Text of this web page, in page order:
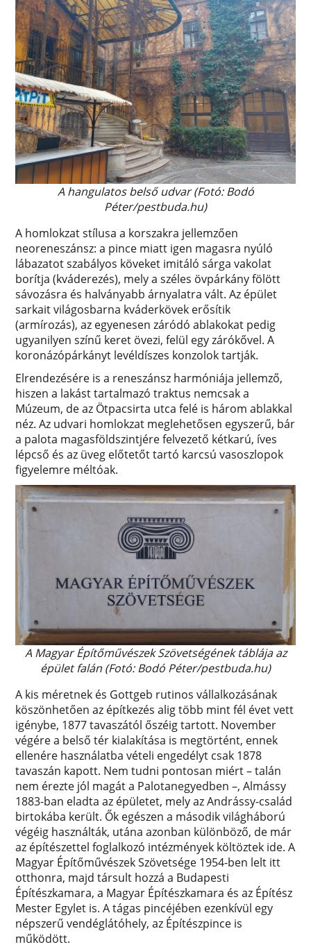
A hangulatos belső udvar (Fotó: Bodó
Péter/pestbuda.hu)
A homlokzat stílusa a korszakra jellemzően
neoreneszánsz: a pince miatt igen magasra nyúló
lábazatot szabályos köveket imitáló sárga vakolat
borítja (kváderezés), mely a széles övpárkány fölött
sávozásra és halványabb árnyalatra vált. Az épület
sarkait világosbarna kváderkövek erősítik
(armírozás), az egyenesen záródó ablakokat pedig
ugyanilyen színű keret övezi, felül egy zárókővel. A
koronázópárkányt levéldíszes konzolok tartják.
Elrendezésére is a reneszánsz harmóniája jellemző,
hiszen a lakást tartalmazó traktus nemcsak a
Múzeum, de az Ötpacsirta utca felé is három ablakkal
néz. Az udvari homlokzat meglehetősen egyszerű, bár
a palota magasföldszintjére felvezető kétkarú, íves
lépcső és az üveg előtetőt tartó karcsú vasoszlopok
figyelemre méltóak.
A Magyar Építőművészek Szövetségének táblája az
épület falán (Fotó: Bodó Péter/pestbuda.hu)
A kis méretnek és Gottgeb rutinos vállalkozásának
köszönhetően az építkezés alig több mint fél évet vett
igénybe, 1877 tavaszától őszéig tartott. November
végére a belső tér kialakítása is megtörtént, ennek
ellenére használatba vételi engedélyt csak 1878
tavaszán kapott. Nem tudni pontosan miért – talán
nem érezte jól magát a Palotanegyedben –, Almássy
1883-ban eladta az épületet, mely az Andrássy-család
birtokába került. Ők egészen a második világháború
végéig használták, utána azonban különböző, de már
az építészettel foglalkozó intézmények költöztek ide. A
Magyar Építőművészek Szövetsége 1954-ben lelt itt
otthonra, majd társult hozzá a Budapesti
Építészkamara, a Magyar Építészkamara és az Építész
Mester Egylet is. A tágas pincéjében ezenkívül egy
népszerű vendéglátóhely, az Építészpince is
működött.